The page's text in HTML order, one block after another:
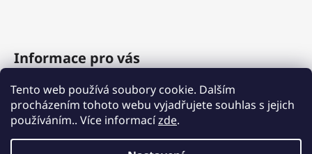
Tento web používá soubory cookie. Dalším
procházením tohoto webu vyjadřujete souhlas s jejich
používáním.. Více informacízde.
Informace pro vás
O nás
Obchodní podmínky